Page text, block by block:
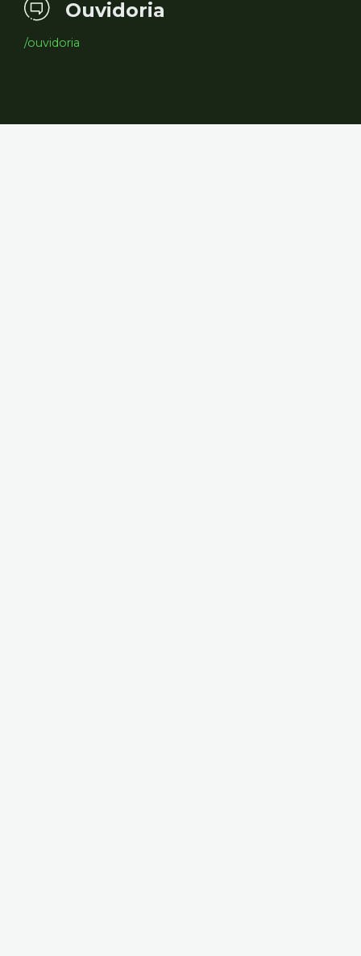
Ouvidoria
/ouvidoria